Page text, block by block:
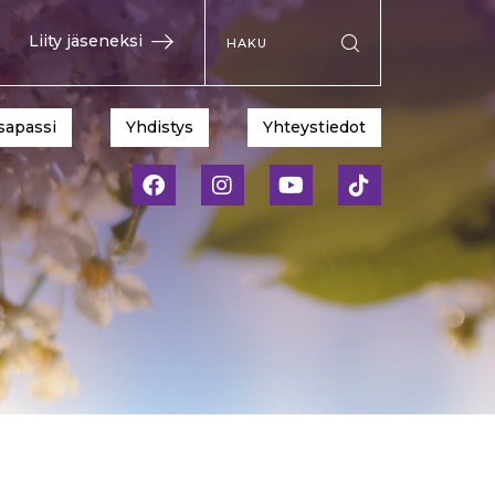
Liity jäseneksi
Hae sivustolta
Yhdistys Yhteystiedot